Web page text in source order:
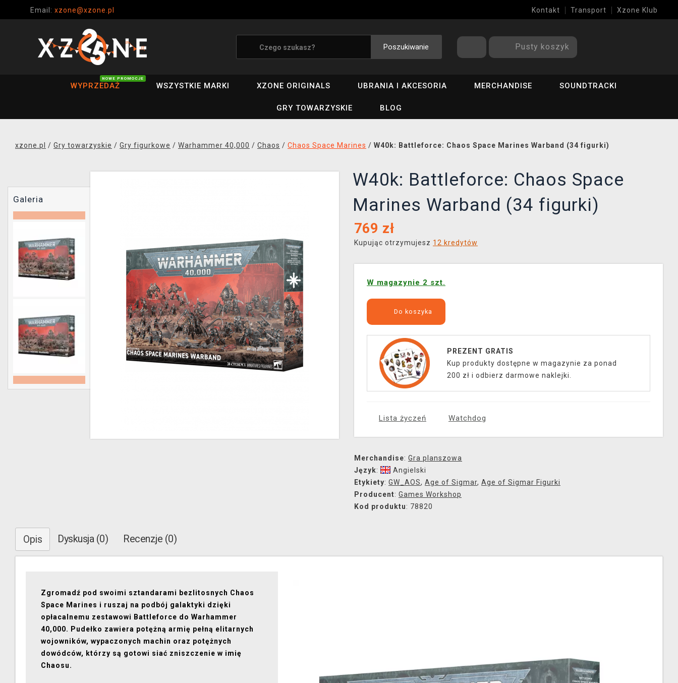
Email: xzone@xzone.pl Kontakt Transport Xzone Klub
Poszukiwanie Pusty koszyk
WYPRZEDAŻ
NOWE PROMOCJE
WSZYSTKIE MARKI XZONE ORIGINALS UBRANIA I AKCESORIA MERCHANDISE SOUNDTRACKI
GRY TOWARZYSKIE BLOG
xzone.pl / Gry towarzyskie / Gry figurkowe / Warhammer 40,000 / Chaos / Chaos Space Marines / W40k: Battleforce: Chaos Space Marines Warband (34 figurki)
Galeria
W40k: Battleforce: Chaos Space
Marines Warband (34 figurki)
769 zł
Kupując otrzymujesz 12 kredytów
W magazynie 2 szt.
Do koszyka
PREZENT GRATIS
Kup produkty dostępne w magazynie za ponad
200 zł i odbierz darmowe naklejki.
Lista życzeń Watchdog
Merchandise: Gra planszowa
Język:
Angielski
Etykiety: GW_AOS, Age of Sigmar, Age of Sigmar Figurki
Producent: Games Workshop
Kod produktu: 78820
Opis Dyskusja (0) Recenzje (0)
Zgromadź pod swoimi sztandarami bezlitosnych Chaos
Space Marines i ruszaj na podbój galaktyki dzięki
opłacalnemu zestawowi Battleforce do Warhammer
40,000. Pudełko zawiera potężną armię pełną elitarnych
wojowników, wypaczonych machin oraz potężnych
dowódców, którzy są gotowi siać zniszczenie w imię
Chaosu.